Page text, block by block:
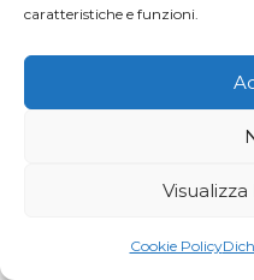
caratteristiche e funzioni.
Cookie Policy